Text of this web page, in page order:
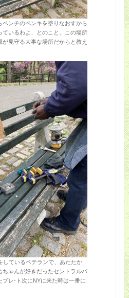
ベンチのペンキを塗りなおすから
ているわよ、とのこと、この場所
見守る大事な場所だからと教え
しているベテランで、あたたか
ちゃんが好きだったセントラルパ
レ‐ト次にNYに来た時は一番に